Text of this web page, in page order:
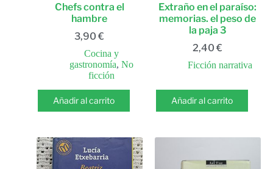
Chefs contra el
hambre
3,90€
Cocina y
gastronomía,No
ficción
Añadir al carrito
Extraño en el paraíso:
memorias. el peso de
la paja 3
2,40€
Ficción narrativa
Añadir al carrito